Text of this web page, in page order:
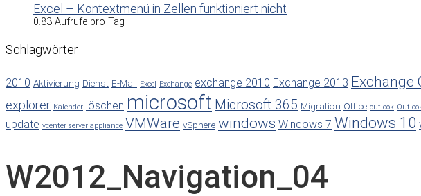
Excel – Kontextmenü in Zellen funktioniert nicht
0.83 Aufrufe pro Tag
Schlagwörter
2010 Aktivierung Dienst E-Mail Excel Exchange exchange 2010 Exchange 2013 Exchange
explorer Kalender löschen microsoft Microsoft 365 Migration Office outlook
update vcenter server appliance VMWare vSphere windows Windows 7 Windows 10
W2012_Navigation_04